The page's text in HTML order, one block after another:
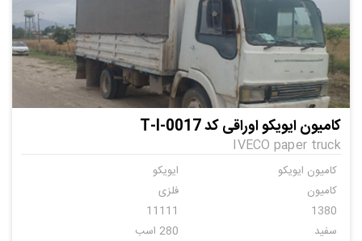
کامیون ایویکو اوراقی کد T-I-0017
IVECO paper truck
کامیون ایویکو
ایویکو
کامیون
فلزی
1380
11111
سفید
280 اسب